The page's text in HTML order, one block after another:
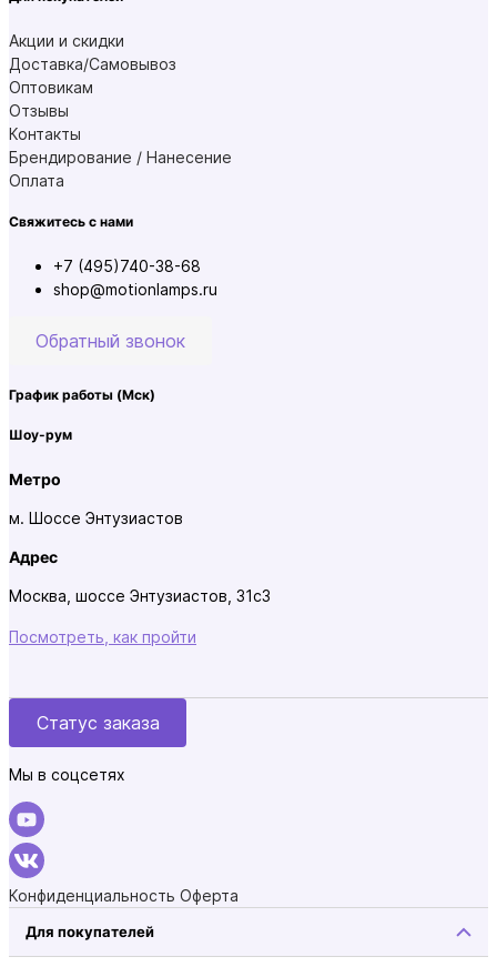
Акции и скидки
Доставка/Самовывоз
Оптовикам
Отзывы
Контакты
Брендирование / Нанесение
Оплата
Свяжитесь с нами
+7 (495)740-38-68
shop@motionlamps.ru
Обратный звонок
График работы (Мск)
Шоу-рум
Метро
м. Шоссе Энтузиастов
Адрес
Москва, шоссе Энтузиастов, 31с3
Посмотреть, как пройти
Статус заказа
Мы в соцсетях
Конфиденциальность Оферта
Для покупателей